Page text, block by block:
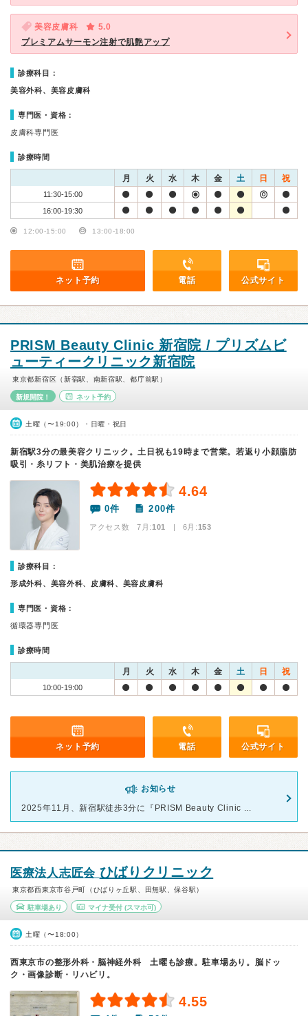
美容皮膚科
5.0
プレミアムサーモン注射で肌艶アップ
診療科目：
美容外科、美容皮膚科
専門医・資格：
皮膚科専門医
診療時間
月 火 水 木 金 土 日 祝
11:30-15:00
16:00-19:30
12:00-15:00 13:00-18:00
ネット予約 電話 公式サイト
PRISM Beauty Clinic 新宿院 / プリズムビ
ューティークリニック新宿院
東京都新宿区（新宿駅、南新宿駅、都庁前駅）
新規開院！ ネット予約
土曜（〜19:00）・日曜・祝日
新宿駅3分の最美容クリニック。土日祝も19時まで営業。若返り小顔脂肪
吸引・糸リフト・美肌治療を提供
4.64
0件 200件
アクセス数 7月:101 | 6月:153
診療科目：
形成外科、美容外科、皮膚科、美容皮膚科
専門医・資格：
循環器専門医
診療時間
月 火 水 木 金 土 日 祝
10:00-19:00
ネット予約 電話 公式サイト
お知らせ
2025年11月、新宿駅徒歩3分に『PRISM Beauty Clinic ...
医療法人志匠会 ひばりクリニック
東京都西東京市谷戸町（ひばりヶ丘駅、田無駅、保谷駅）
駐車場あり マイナ受付(スマホ可)
土曜（〜18:00）
西東京市の整形外科・脳神経外科 土曜も診療。駐車場あり。脳ドッ
ク・画像診断・リハビリ。
4.55